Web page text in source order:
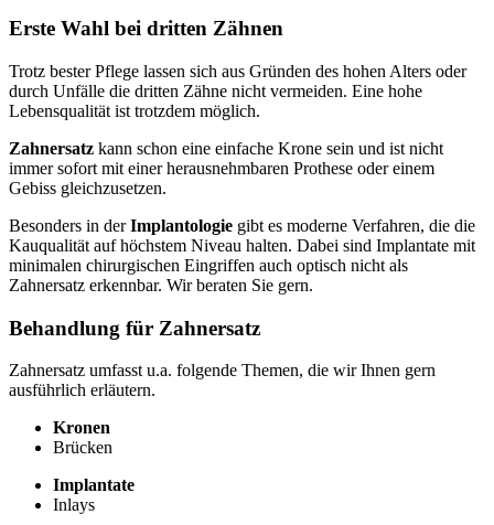
Erste Wahl bei dritten Zähnen
Trotz bester Pflege lassen sich aus Gründen des hohen Alters oder
durch Unfälle die dritten Zähne nicht vermeiden. Eine hohe
Lebensqualität ist trotzdem möglich.
Zahnersatz kann schon eine einfache Krone sein und ist nicht
immer sofort mit einer herausnehmbaren Prothese oder einem
Gebiss gleichzusetzen.
Besonders in derImplantologie gibt es moderne Verfahren, die die
Kauqualität auf höchstem Niveau halten. Dabei sind Implantate mit
minimalen chirurgischen Eingriffen auch optisch nicht als
Zahnersatz erkennbar. Wir beraten Sie gern.
Behandlung für Zahnersatz
Zahnersatz umfasst u.a. folgende Themen, die wir Ihnen gern
ausführlich erläutern.
Kronen
Brücken
Implantate
Inlays